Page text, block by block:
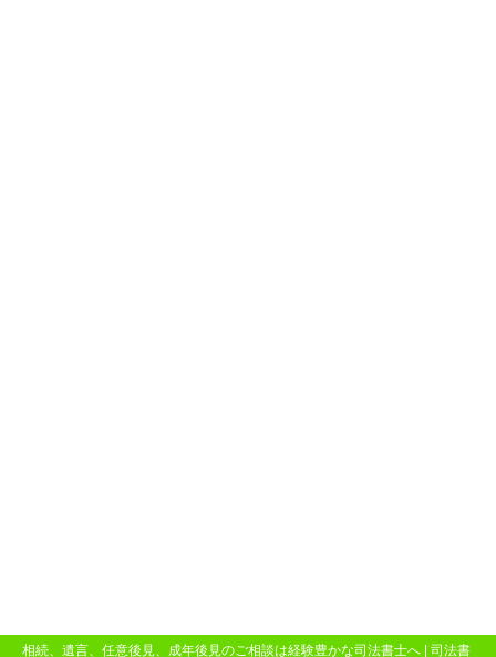
相続、遺言、任意後見、成年後見のご相談は経験豊かな司法書士へ | 司法書